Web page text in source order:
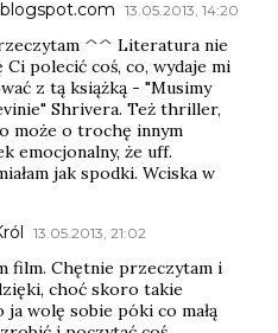
13.05.2013, 14:20
^^ Literatura nie
Ci polecić coś, co, wydaje mi
z tą książką - "Musimy
Shrivera. Też thriller,
może o trochę innym
emocjonalny, że uff.
jak spodki. Wciska w
13.05.2013, 21:02
film. Chętnie przeczytam i
choć skoro takie
ja wolę sobie póki co małą